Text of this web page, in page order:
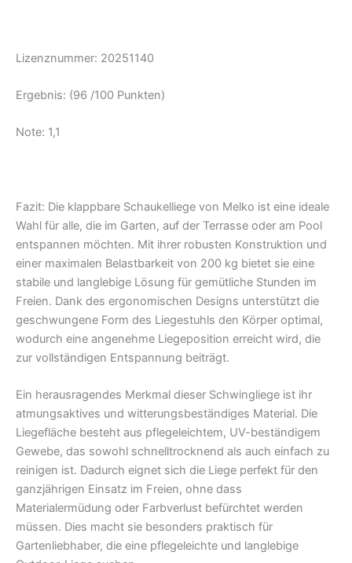
Lizenznummer: 20251140
Ergebnis: (96 /100 Punkten)
Note: 1,1
Fazit: Die klappbare Schaukelliege von Melko ist eine ideale
Wahl für alle, die im Garten, auf der Terrasse oder am Pool
entspannen möchten. Mit ihrer robusten Konstruktion und
einer maximalen Belastbarkeit von 200 kg bietet sie eine
stabile und langlebige Lösung für gemütliche Stunden im
Freien. Dank des ergonomischen Designs unterstützt die
geschwungene Form des Liegestuhls den Körper optimal,
wodurch eine angenehme Liegeposition erreicht wird, die
zur vollständigen Entspannung beiträgt.
Ein herausragendes Merkmal dieser Schwingliege ist ihr
atmungsaktives und witterungsbeständiges Material. Die
Liegefläche besteht aus pflegeleichtem, UV-beständigem
Gewebe, das sowohl schnelltrocknend als auch einfach zu
reinigen ist. Dadurch eignet sich die Liege perfekt für den
ganzjährigen Einsatz im Freien, ohne dass
Materialermüdung oder Farbverlust befürchtet werden
müssen. Dies macht sie besonders praktisch für
Gartenliebhaber, die eine pflegeleichte und langlebige